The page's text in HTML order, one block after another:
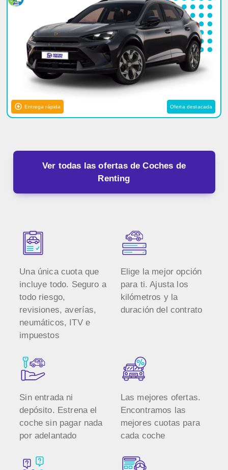
Entrega rápida Oferta destacada
Ver todas las ofertas de Coches de
Renting
Una única cuota que
incluye todo. Seguro a
todo riesgo,
revisiones, averías,
neumáticos, ITV e
impuestos
Elige la mejor opción
para ti. Ajusta los
kilómetros y la
duración del contrato
Sin entrada ni
depósito. Estrena el
coche sin pagar nada
por adelantado
Las mejores ofertas.
Encontramos las
mejores cuotas para
cada coche